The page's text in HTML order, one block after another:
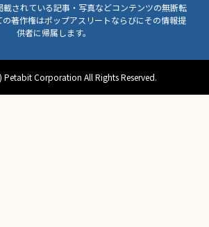
されている記事・写真などコンテンツの無断転
著作権はポップアスリートならびにその情報提
供者に帰属します。
Petabit Corporation All Rights Reserved.